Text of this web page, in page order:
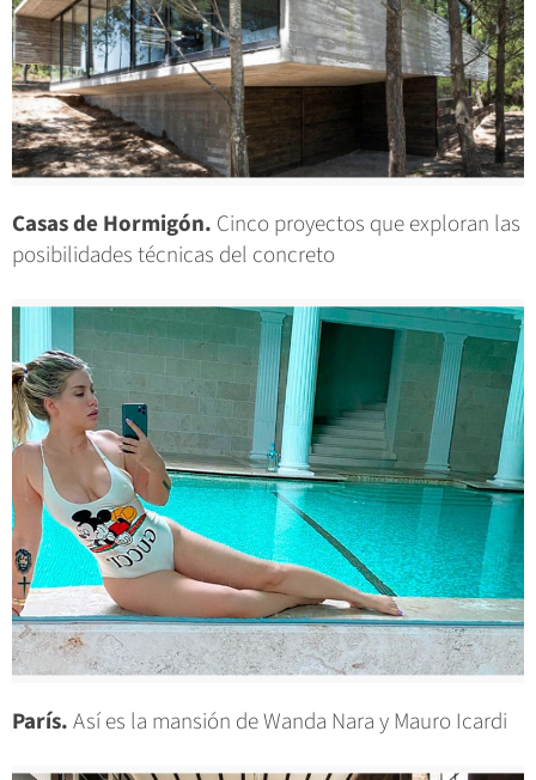
Casas de Hormigón. Cinco proyectos que exploran las
posibilidades técnicas del concreto
París.Así es la mansión de Wanda Nara y Mauro Icardi